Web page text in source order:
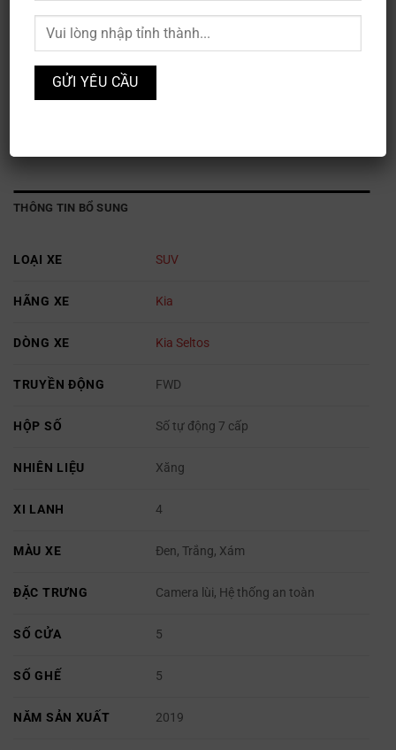
Kia Seltos 1.4L Turbo Luxury
Mã sản phẩm:XE3S-050
Danh mục:Kia,Ô TÔ
THÔNG TIN BỔ SUNG
LOẠI XE SUV
HÃNG XE Kia
DÒNG XE Kia Seltos
TRUYỀN ĐỘNG FWD
HỘP SỐ Số tự động 7 cấp
NHIÊN LIỆU Xăng
XI LANH 4
MÀU XE Đen, Trắng, Xám
ĐẶC TRƯNG Camera lùi, Hệ thống an toàn
SỐ CỬA 5
SỐ GHẾ 5
NĂM SẢN XUẤT 2019